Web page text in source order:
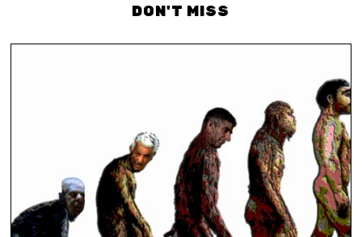
DON'T MISS